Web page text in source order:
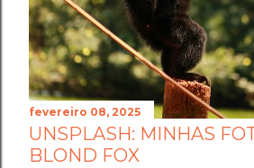
fevereiro 08, 2025
UNSPLASH: MINHAS
BLOND FOX